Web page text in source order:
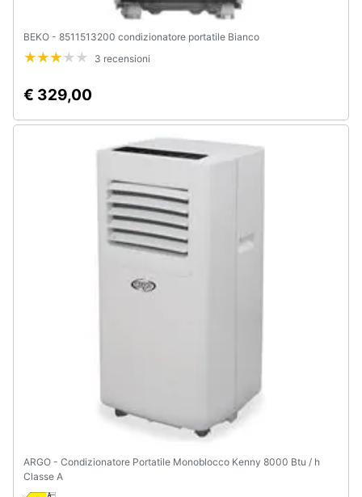
BEKO - 8511513200 condizionatore portatile Bianco
3 recensioni
€ 329,00
ARGO - Condizionatore Portatile Monoblocco Kenny 8000 Btu / h
Classe A